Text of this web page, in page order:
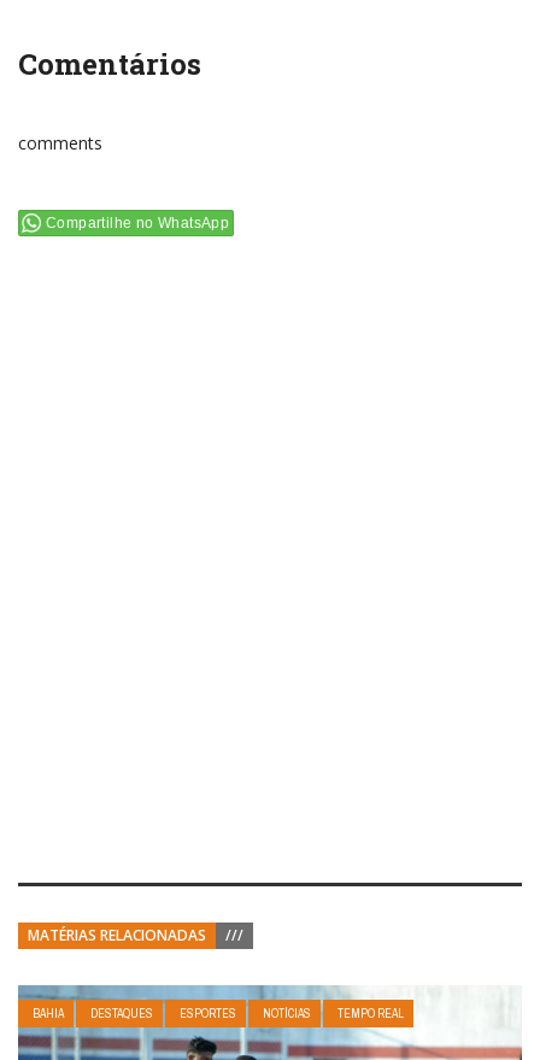
Comentários
comments
Compartilhe no WhatsApp
MATÉRIAS RELACIONADAS ///
BAHIA DESTAQUES ESPORTES NOTÍCIAS TEMPO REAL